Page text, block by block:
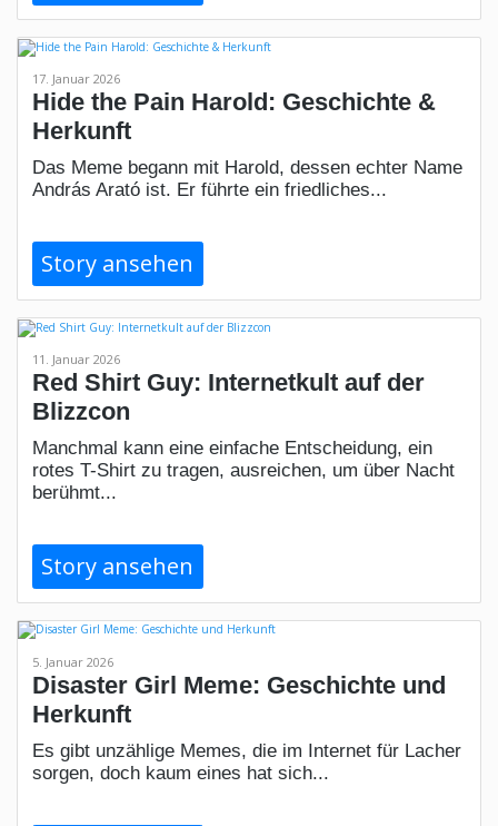
17. Januar 2026
Hide the Pain Harold: Geschichte &
Herkunft
Das Meme begann mit Harold, dessen echter Name
András Arató ist. Er führte ein friedliches...
Story ansehen
11. Januar 2026
Red Shirt Guy: Internetkult auf der
Blizzcon
Manchmal kann eine einfache Entscheidung, ein
rotes T-Shirt zu tragen, ausreichen, um über Nacht
berühmt...
Story ansehen
5. Januar 2026
Disaster Girl Meme: Geschichte und
Herkunft
Es gibt unzählige Memes, die im Internet für Lacher
sorgen, doch kaum eines hat sich...